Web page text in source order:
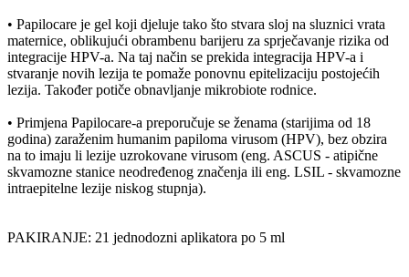
• Papilocare je gel koji djeluje tako što stvara sloj na sluznici vrata
maternice, oblikujući obrambenu barijeru za sprječavanje rizika od
integracije HPV-a. Na taj način se prekida integracija HPV-a i
stvaranje novih lezija te pomaže ponovnu epitelizaciju postojećih
lezija. Također potiče obnavljanje mikrobiote rodnice.
• Primjena Papilocare-a preporučuje se ženama (starijima od 18
godina) zaraženim humanim papiloma virusom (HPV), bez obzira
na to imaju li lezije uzrokovane virusom (eng. ASCUS - atipične
skvamozne stanice neodređenog značenja ili eng. LSIL - skvamozne
intraepitelne lezije niskog stupnja).
PAKIRANJE: 21 jednodozni aplikatora po 5 ml